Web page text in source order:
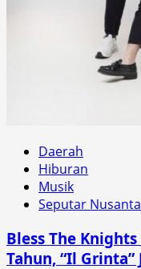
Daerah
Hiburan
Musik
Seputar
Bless The Knights
Tahun, “Il